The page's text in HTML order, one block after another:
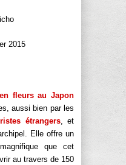
2015
fleurs au Japon
aussi bien par les
étrangers, et
Elle offre un
que cet
au travers de 150